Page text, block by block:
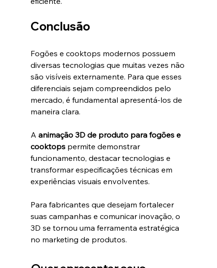
Conclusão
Fogões e cooktops modernos possuem
diversas tecnologias que muitas vezes não
são visíveis externamente. Para que esses
diferenciais sejam compreendidos pelo
mercado, é fundamental apresentá-los de
maneira clara.
A animação 3D de produto para fogões e
cooktops permite demonstrar
funcionamento, destacar tecnologias e
transformar especificações técnicas em
experiências visuais envolventes.
Para fabricantes que desejam fortalecer
suas campanhas e comunicar inovação, o
3D se tornou uma ferramenta estratégica
no marketing de produtos.